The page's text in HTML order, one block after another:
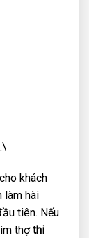
khách
làm hài
tiên. Nếu
thợthi